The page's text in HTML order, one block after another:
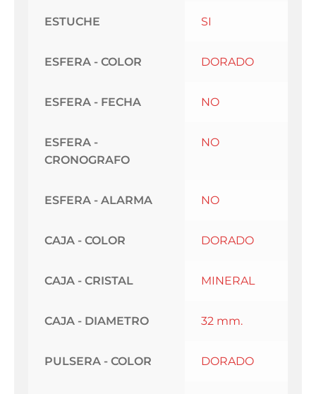
ESTUCHE SI
ESFERA - COLOR DORADO
ESFERA - FECHA NO
ESFERA -
CRONOGRAFO
NO
ESFERA - ALARMA NO
CAJA - COLOR DORADO
CAJA - CRISTAL MINERAL
CAJA - DIAMETRO 32 mm.
PULSERA - COLOR DORADO